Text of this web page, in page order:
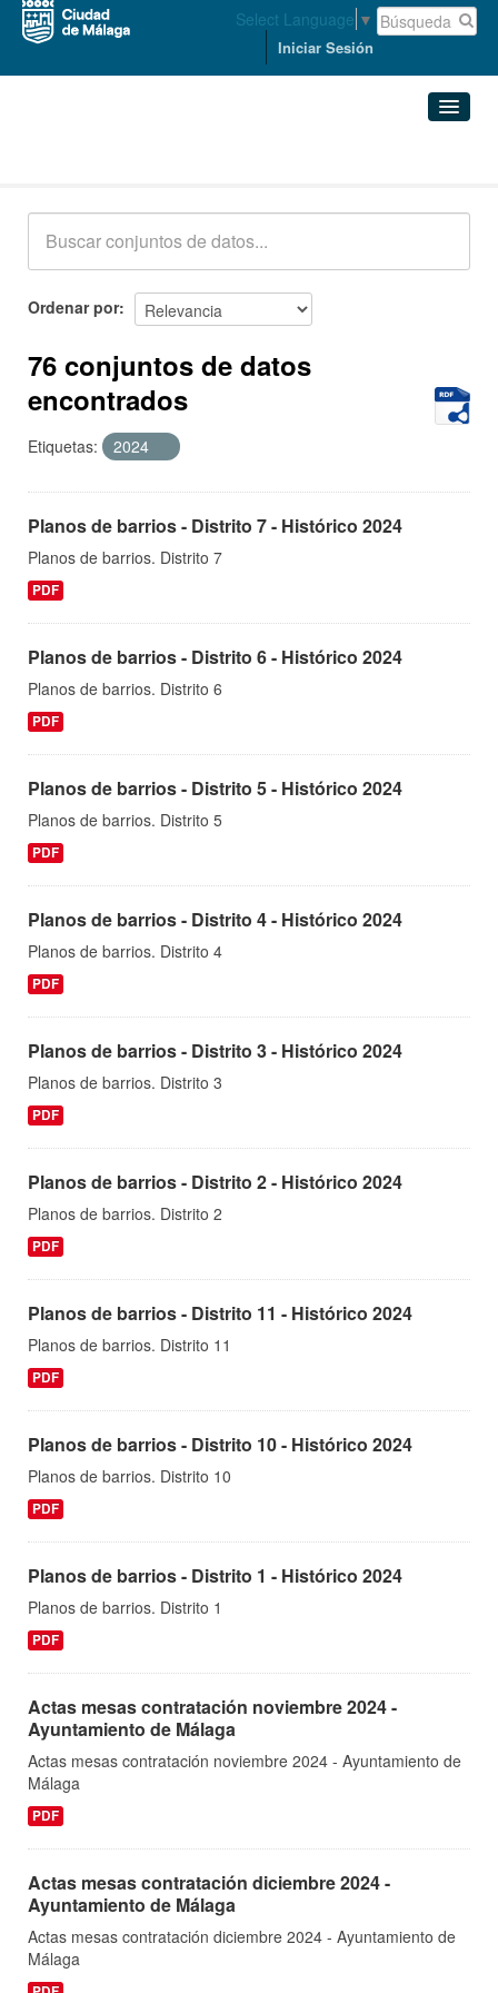
Select Language ▼
Iniciar Sesión
Acerca de
Ordenar por
76 conjuntos de datos
encontrados
Etiquetas: 2024
Planos de barrios - Distrito 7 - Histórico 2024
Planos de barrios. Distrito 7
PDF
Planos de barrios - Distrito 6 - Histórico 2024
Planos de barrios. Distrito 6
PDF
Planos de barrios - Distrito 5 - Histórico 2024
Planos de barrios. Distrito 5
PDF
Planos de barrios - Distrito 4 - Histórico 2024
Planos de barrios. Distrito 4
PDF
Planos de barrios - Distrito 3 - Histórico 2024
Planos de barrios. Distrito 3
PDF
Planos de barrios - Distrito 2 - Histórico 2024
Planos de barrios. Distrito 2
PDF
Planos de barrios - Distrito 11 - Histórico 2024
Planos de barrios. Distrito 11
PDF
Planos de barrios - Distrito 10 - Histórico 2024
Planos de barrios. Distrito 10
PDF
Planos de barrios - Distrito 1 - Histórico 2024
Planos de barrios. Distrito 1
PDF
Actas mesas contratación noviembre 2024 -
Ayuntamiento de Málaga
Actas mesas contratación noviembre 2024 - Ayuntamiento de
Málaga
PDF
Actas mesas contratación diciembre 2024 -
Ayuntamiento de Málaga
Actas mesas contratación diciembre 2024 - Ayuntamiento de
Málaga